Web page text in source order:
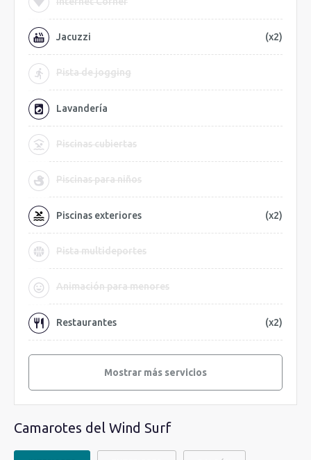
Jacuzzi (x2)
Pista de jogging
Lavandería
Piscinas cubiertas
Piscinas para niños
Piscinas exteriores (x2)
Pista multideportes
Animación para menores
Restaurantes (x2)
Mostrar más servicios
Camarotes del Wind Surf